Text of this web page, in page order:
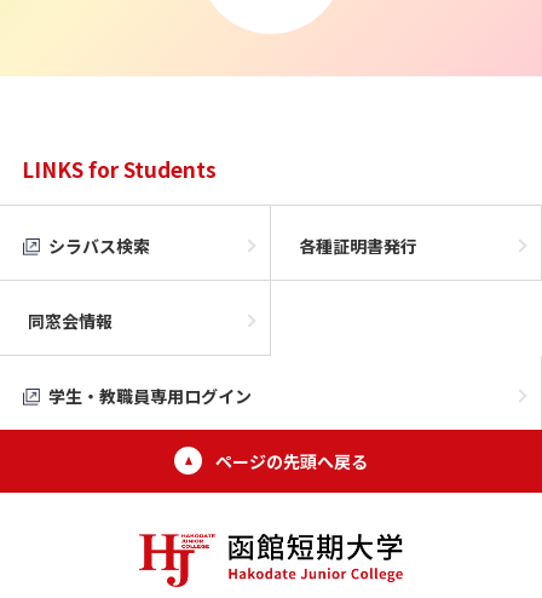
LINKS for Students
シラバス検索 各種証明書発行
同窓会情報
学生・教職員専用ログイン
ページの先頭へ戻る